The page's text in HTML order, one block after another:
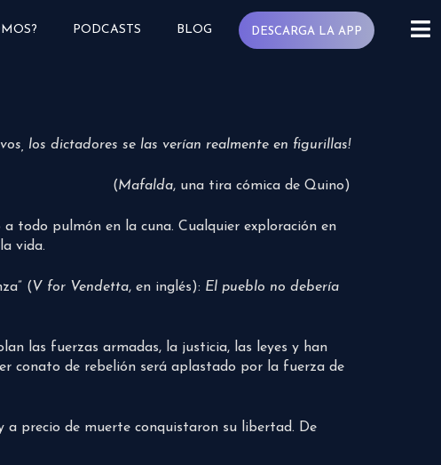
PODCASTS BLOG DESCARGA LA APP
los dictadores se las verían realmente en figurillas!
(Mafalda, una tira cómica de Quino)
todo pulmón en la cuna. Cualquier exploración en
vida.
(V for Vendetta, en inglés): El pueblo no debería
las fuerzas armadas, la justicia, las leyes y han
conato de rebelión será aplastado por la fuerza de
a precio de muerte conquistaron su libertad. De